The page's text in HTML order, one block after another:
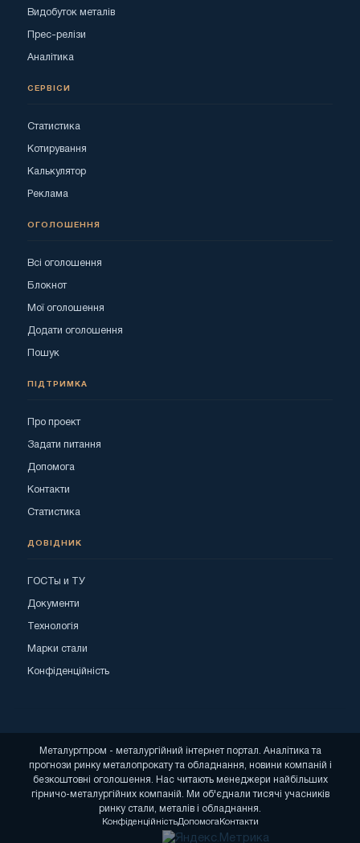
Видобуток металів
Прес-релізи
Аналітика
СЕРВІСИ
Статистика
Котирування
Калькулятор
Реклама
ОГОЛОШЕННЯ
Всі оголошення
Блокнот
Мої оголошення
Додати оголошення
Пошук
ПІДТРИМКА
Про проект
Задати питання
Допомога
Контакти
Статистика
ДОВІДНИК
ГОСТы и ТУ
Документи
Технологія
Марки стали
Конфіденційність
Металургпром - металургійний інтернет портал. Аналітика та
прогнози ринку металопрокату та обладнання, новини компаній і
безкоштовні оголошення. Нас читають менеджери найбільших
гірничо-металургійних компаній. Ми об'єднали тисячі учасників
ринку стали, металів і обладнання.
КонфіденційністьДопомогаКонтакти